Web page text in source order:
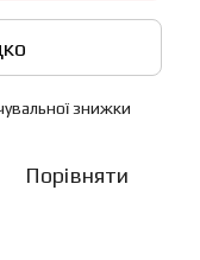
знижки
Порівняти